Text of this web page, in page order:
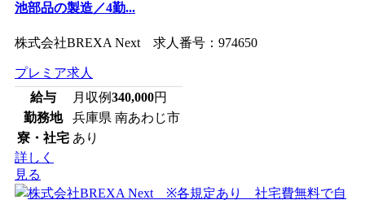
池部品の製造／4勤...
株式会社BREXA Next 求人番号：974650
プレミア求人
給与
月収例340,000円
勤務地
兵庫県 南あわじ市
寮・社宅 あり
詳しく
見る